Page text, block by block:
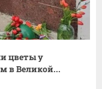
цветы у
в Великой...